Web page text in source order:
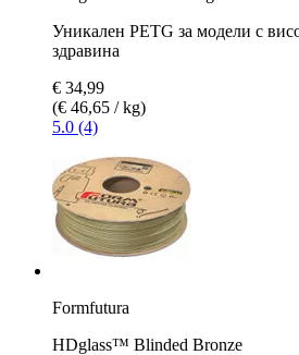
Уникален PETG за модели с
здравина
€ 34,99
(€ 46,65 / kg)
5.0 (4)
Formfutura
HDglass™ Blinded Bronze